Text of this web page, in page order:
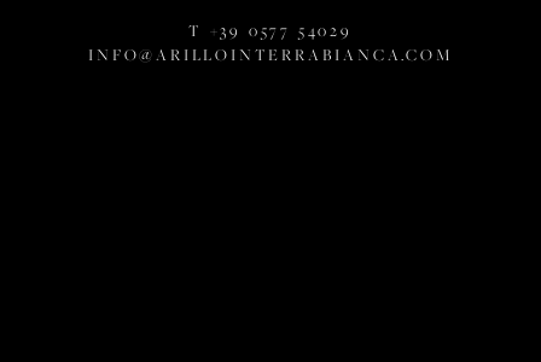
T +39 0577 54029
INFO@ARILLOINTERRABIANCA.COM